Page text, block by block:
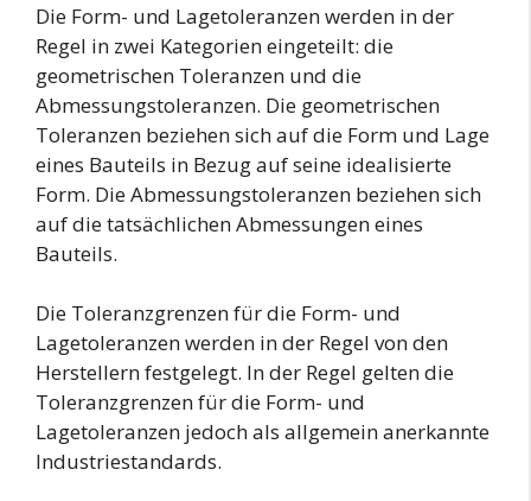
Die Form- und Lagetoleranzen werden in der
Regel in zwei Kategorien eingeteilt: die
geometrischen Toleranzen und die
Abmessungstoleranzen. Die geometrischen
Toleranzen beziehen sich auf die Form und Lage
eines Bauteils in Bezug auf seine idealisierte
Form. Die Abmessungstoleranzen beziehen sich
auf die tatsächlichen Abmessungen eines
Bauteils.
Die Toleranzgrenzen für die Form- und
Lagetoleranzen werden in der Regel von den
Herstellern festgelegt. In der Regel gelten die
Toleranzgrenzen für die Form- und
Lagetoleranzen jedoch als allgemein anerkannte
Industriestandards.